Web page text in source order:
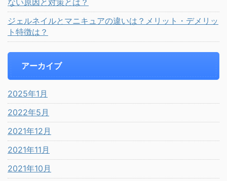
ジェルネイルとマニキュアの違いは？メリット・デメリッ
ト特徴は？
アーカイブ
2025年1月
2022年5月
2021年12月
2021年11月
2021年10月